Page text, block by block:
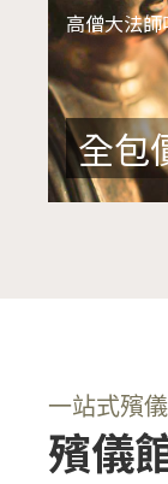
高僧大法
全包
一站式殯
殯儀